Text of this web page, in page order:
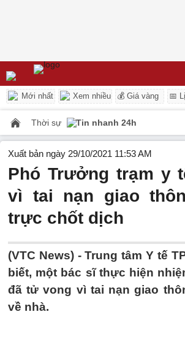
Mới nhất Xem nhiều 💰 Giá vàng 📅
Thời sự Tin nhanh 24h
Xuất bản ngày 29/10/2021 11:53 AM
Phó Trưởng trạm y
vì tai nạn giao
trực chốt dịch
(VTC News) -Trung tâm Y tế
biết, một bác sĩ thực hiện
đã tử vong vì tai nạn giao
về nhà.